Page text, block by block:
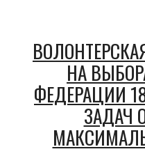
НА
ФЕДЕРАЦИИ
ЗАДАЧ